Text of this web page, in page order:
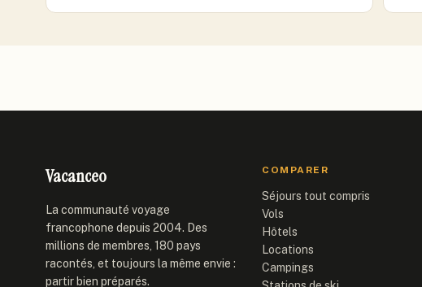
Vacanceo
La communauté voyage
francophone depuis 2004. Des
millions de membres, 180 pays
racontés, et toujours la même envie :
partir bien préparés.
COMPARER
Séjours tout compris
Vols
Hôtels
Locations
Campings